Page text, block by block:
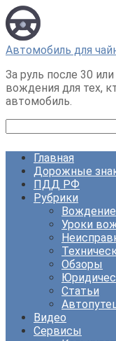
Перейти
к
контенту
Автомобиль для
За руль после 30
вождения для тех,
автомобиль.
Главная
Дорожные
ПДД РФ
Рубрики
Вождение
Уроки
Обзоры
Статьи
Видео
Сервисы